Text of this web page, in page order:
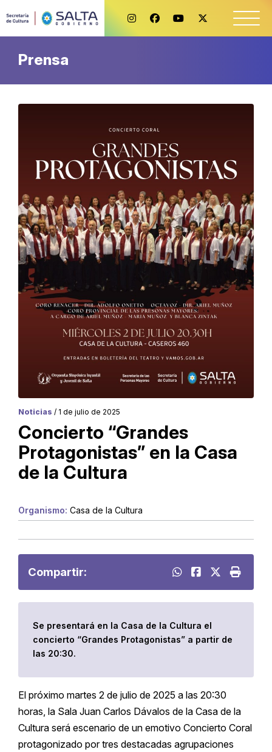
Prensa
Noticias / 1 de julio de 2025
Concierto “Grandes
Protagonistas” en la Casa
de la Cultura
Organismo: Casa de la Cultura
Compartir:
Se presentará en la Casa de la Cultura el
concierto “Grandes Protagonistas” a partir de
las 20:30.
El próximo martes 2 de julio de 2025 a las 20:30
horas, la Sala Juan Carlos Dávalos de la Casa de la
Cultura será escenario de un emotivo Concierto Coral
protagonizado por tres destacadas agrupaciones